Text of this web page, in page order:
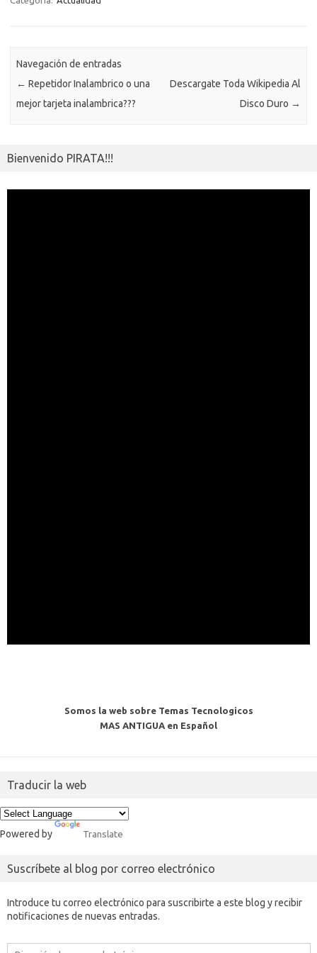
i
m
ti
r
Navegación de entradas
← Repetidor Inalambrico o una
mejor tarjeta inalambrica???
Descargate Toda Wikipedia Al
Disco Duro →
Bienvenido PIRATA!!!
Somos la web sobre Temas Tecnologicos
MAS ANTIGUA en Español
Traducir la web
Powered by Translate
Suscríbete al blog por correo electrónico
Introduce tu correo electrónico para suscribirte a este blog y recibir
notificaciones de nuevas entradas.
Dirección